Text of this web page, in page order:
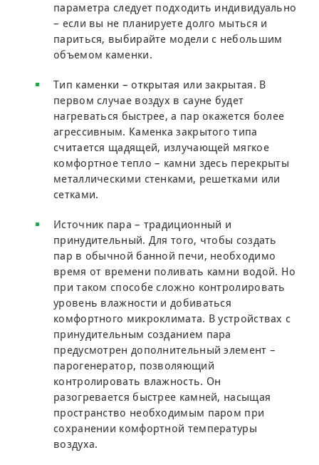
параметра следует подходить индивидуально
– если вы не планируете долго мыться и
париться, выбирайте модели с небольшим
объемом каменки.
Тип каменки – открытая или закрытая. В
первом случае воздух в сауне будет
нагреваться быстрее, а пар окажется более
агрессивным. Каменка закрытого типа
считается щадящей, излучающей мягкое
комфортное тепло – камни здесь перекрыты
металлическими стенками, решетками или
сетками.
Источник пара – традиционный и
принудительный. Для того, чтобы создать
пар в обычной банной печи, необходимо
время от времени поливать камни водой. Но
при таком способе сложно контролировать
уровень влажности и добиваться
комфортного микроклимата. В устройствах с
принудительным созданием пара
предусмотрен дополнительный элемент –
парогенератор, позволяющий
контролировать влажность. Он
разогревается быстрее камней, насыщая
пространство необходимым паром при
сохранении комфортной температуры
воздуха.